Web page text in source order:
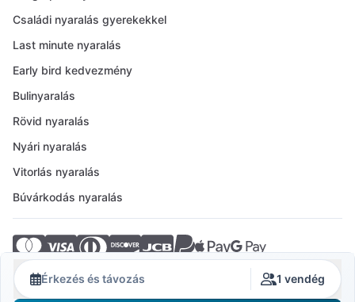
Érkezés és távozás 1 vendég
Családi nyaralás gyerekekkel
Last minute nyaralás
Early bird kedvezmény
Bulinyaralás
Rövid nyaralás
Nyári nyaralás
Vitorlás nyaralás
Búvárkodás nyaralás
© 2026 Crovillas GmbH